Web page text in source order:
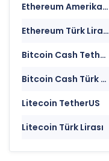
Ethereum Amerikan Doları
Ethereum Türk Lirası
Bitcoin Cash TetherUS
Bitcoin Cash Türk Lirası
Litecoin TetherUS
Litecoin Türk Lirası